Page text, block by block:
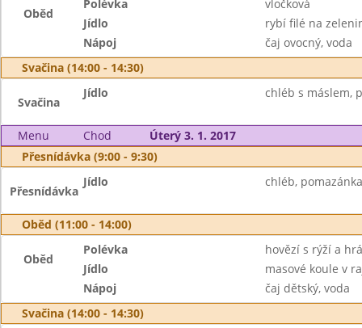
Oběd
Polévka
vločková
Jídlo
rybí filé na
Nápoj
čaj ovocný, voda
Svačina (14:00 - 14:30)
Svačina
Jídlo chléb s máslem,
Menu Chod
Úterý 3. 1. 2017
Přesnídávka (9:00 - 9:30)
Přesnídávka
Jídlo chléb,
Oběd (11:00 - 14:00)
Oběd
Polévka
hovězí s rýží a
Jídlo
masové koule v
Nápoj
čaj dětský, voda
Svačina (14:00 - 14:30)